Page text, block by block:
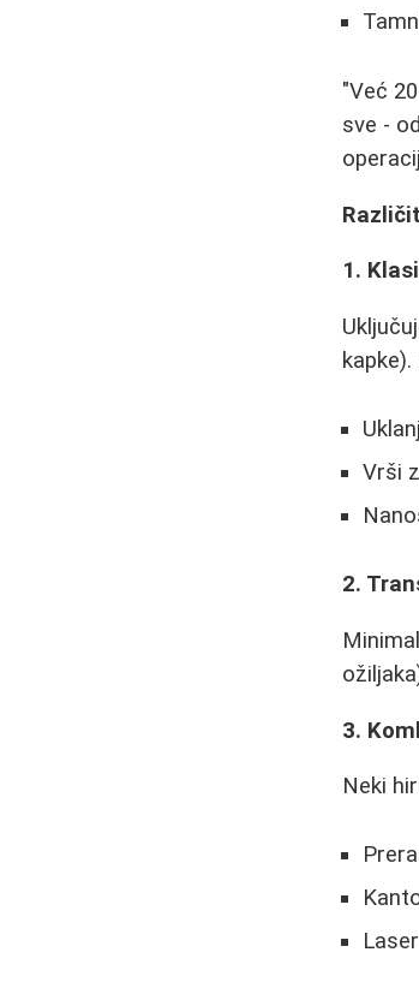
"Već
sve -
1.
Vrši
2.
3.
Neki